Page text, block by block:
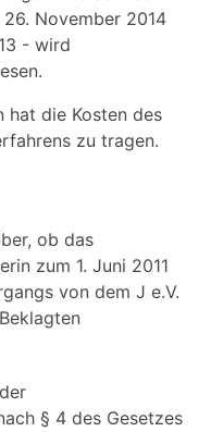
November 2014
- wird
hat die Kosten des
zu tragen.
ob das
zum 1. Juni 2011
von dem J e.V.
§ 4 des Gesetzes